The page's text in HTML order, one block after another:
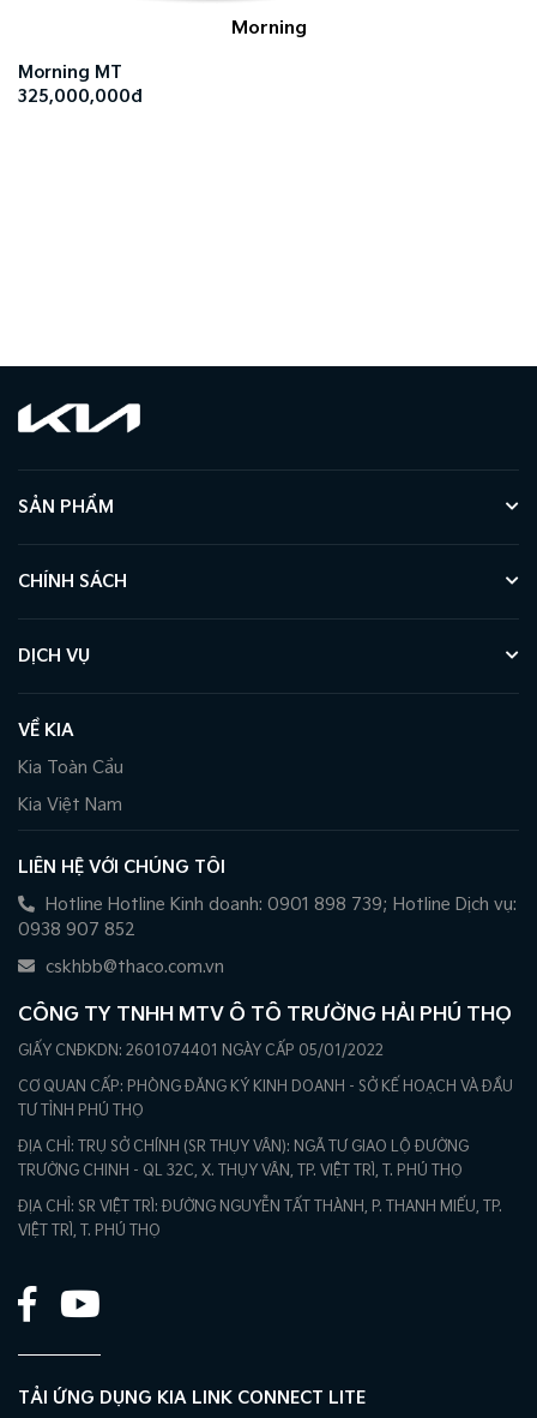
Morning
Morning MT
325,000,000đ
SẢN PHẨM
CHÍNH SÁCH
DỊCH VỤ
VỀ KIA
Kia Toàn Cầu
Kia Việt Nam
LIÊN HỆ VỚI CHÚNG TÔI
Hotline Hotline Kinh doanh: 0901 898 739; Hotline Dịch vụ:
0938 907 852
cskhbb@thaco.com.vn
CÔNG TY TNHH MTV Ô TÔ TRƯỜNG HẢI PHÚ THỌ
GIẤY CNĐKDN: 2601074401 NGÀY CẤP 05/01/2022
CƠ QUAN CẤP: PHÒNG ĐĂNG KÝ KINH DOANH - SỞ KẾ HOẠCH VÀ ĐẦU
TƯ TỈNH PHÚ THỌ
ĐỊA CHỈ: TRỤ SỞ CHÍNH (SR THỤY VÂN): NGÃ TƯ GIAO LỘ ĐƯỜNG
TRƯỜNG CHINH - QL 32C, X. THỤY VÂN, TP. VIỆT TRÌ, T. PHÚ THỌ
ĐỊA CHỈ: SR VIỆT TRÌ: ĐƯỜNG NGUYỄN TẤT THÀNH, P. THANH MIẾU, TP.
VIỆT TRÌ, T. PHÚ THỌ
TẢI ỨNG DỤNG KIA LINK CONNECT LITE